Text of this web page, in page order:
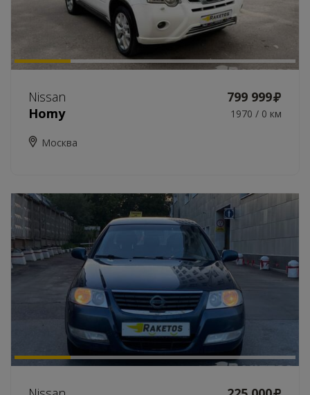
Nissan
799 999
Homy
1970 / 0 км
Москва